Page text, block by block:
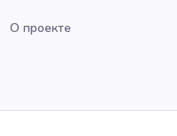
О проекте